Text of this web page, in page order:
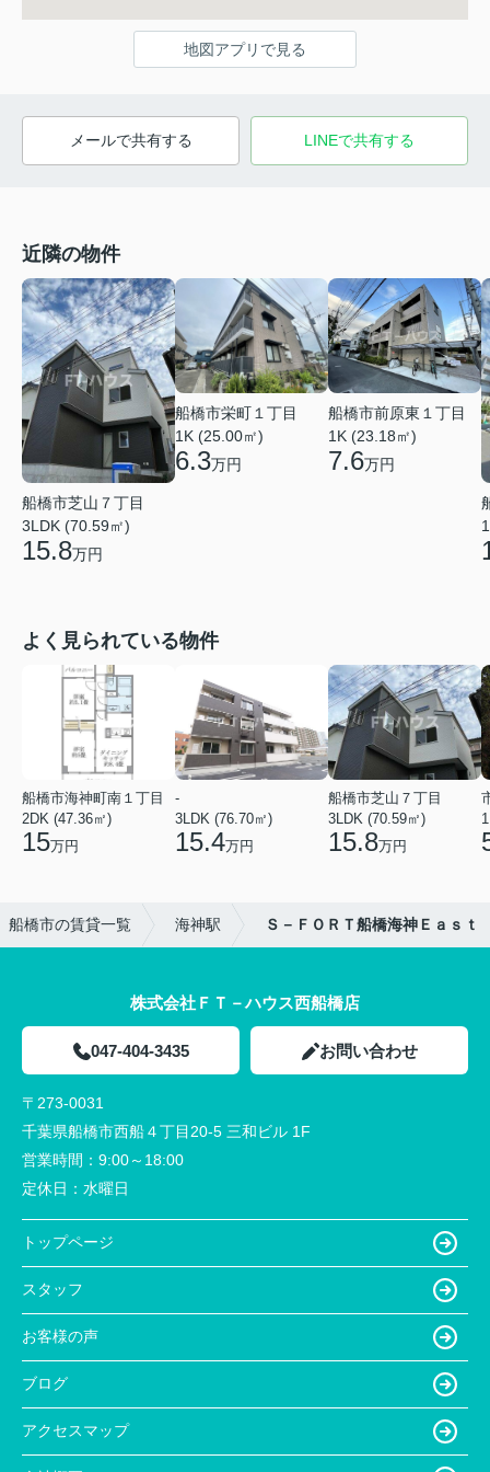
地図アプリで見る
メールで共有する LINEで共有する
近隣の物件
船橋市芝山７丁目
3LDK (70.59㎡)
15.8万円
船橋市栄町１丁目
1K (25.00㎡)
6.3万円
船橋市前原東１丁目
1K (23.18㎡)
7.6万円
よく見られている物件
船橋市海神町南１丁目
2DK (47.36㎡)
15万円
-
3LDK (76.70㎡)
15.4万円
船橋市芝山７丁目
3LDK (70.59㎡)
15.8万円
船橋市の賃貸一覧 海神駅 Ｓ－ＦＯＲＴ船橋海神Ｅａｓｔ
株式会社ＦＴ－ハウス西船橋店
047-404-3435 お問い合わせ
〒273-0031
千葉県船橋市西船４丁目20-5 三和ビル 1F
営業時間： 9:00～18:00
定休日： 水曜日
トップページ
スタッフ
お客様の声
ブログ
アクセスマップ